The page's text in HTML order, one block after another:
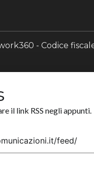
- Codice
il link RSS negli appunti.